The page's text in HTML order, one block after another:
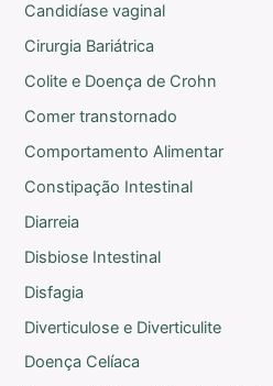
Candidíase vaginal
Cirurgia Bariátrica
Colite e Doença de Crohn
Comer transtornado
Comportamento Alimentar
Constipação Intestinal
Diarreia
Disbiose Intestinal
Disfagia
Diverticulose e Diverticulite
Doença Celíaca